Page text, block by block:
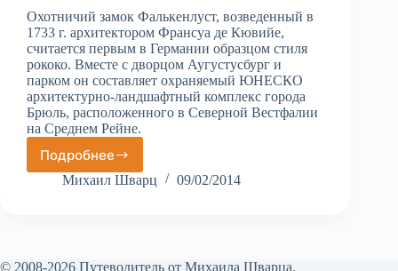
Охотничий замок Фалькенлуст, возведенный в
1733 г. архитектором Франсуа де Кювийе,
считается первым в Германии образцом стиля
рококо. Вместе с дворцом Аугустусбург и
парком он составляет охраняемый ЮНЕСКО
архитектурно-ландшафтный комплекс города
Брюль, расположенного в Северной Вестфалии
на Среднем Рейне.
ПодробнееОхотничий
замок
Михаил Шварц 09/02/2014
© 2008-2026 Путеводитель от Михаила Шварца.